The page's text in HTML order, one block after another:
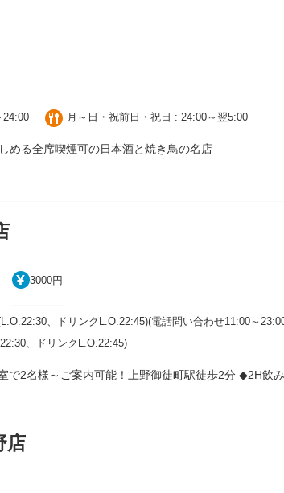
24:00 月～日・祝前日・祝日 : 24:00～翌5:00
める全席喫煙可の日本酒と焼き鳥の名店
3000円
、ドリンクL.O.22:45)(電話問い合わせ11:00～
、ドリンクL.O.22:45)
で2名様～ご案内可能！上野御徒町駅徒歩2分 ◆2H
店